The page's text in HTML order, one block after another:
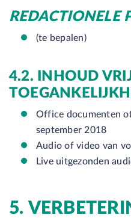
REDACTIONELE
(te bepalen)
4.2. INHOUD
Office documenten
september 2018
Audio of video van
Live uitgezonden
5.